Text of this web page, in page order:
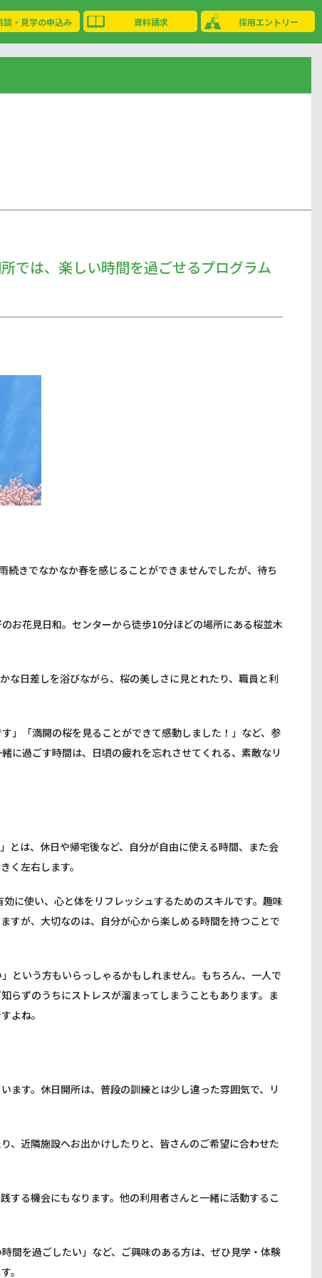
談・見学の申込み 資料請求 採用エントリー
では、楽しい時間を過ごせるプログラム
きでなかなか春を感じることができませんでしたが、待ち
お花見日和。センターから徒歩10分ほどの場所にある桜並木
な日差しを浴びながら、桜の美しさに見とれたり、職員と利
」「満開の桜を見ることができて感動しました！」など、参
に過ごす時間は、日頃の疲れを忘れさせてくれる、素敵なリ
とは、休日や帰宅後など、自分が自由に使える時間、また会
く左右します。
に使い、心と体をリフレッシュするためのスキルです。趣味
すが、大切なのは、自分が心から楽しめる時間を持つことで
という方もいらっしゃるかもしれません。もちろん、一人で
らずのうちにストレスが溜まってしまうこともあります。ま
よね。
ます。休日開所は、普段の訓練とは少し違った雰囲気で、リ
、近隣施設へお出かけしたりと、皆さんのご希望に合わせた
する機会にもなります。他の利用者さんと一緒に活動するこ
間を過ごしたい」など、ご興味のある方は、ぜひ見学・体験
。